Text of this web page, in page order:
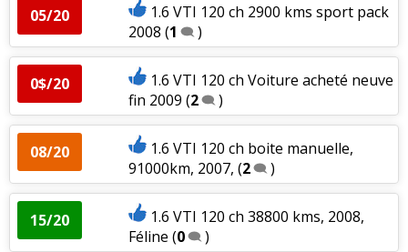
05/20
1.6 VTI 120 ch 2900 kms sport pack
2008 (1 )
0$/20
1.6 VTI 120 ch Voiture acheté neuve
fin 2009 (2 )
08/20
1.6 VTI 120 ch boite manuelle,
91000km, 2007, (2 )
15/20
1.6 VTI 120 ch 38800 kms, 2008,
Féline (0 )